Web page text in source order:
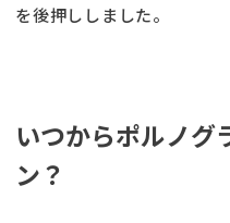
を後押ししました。
いつからポルノグ
ン？